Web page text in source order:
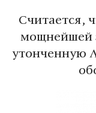
Считается,
мощнейшей
утонченную